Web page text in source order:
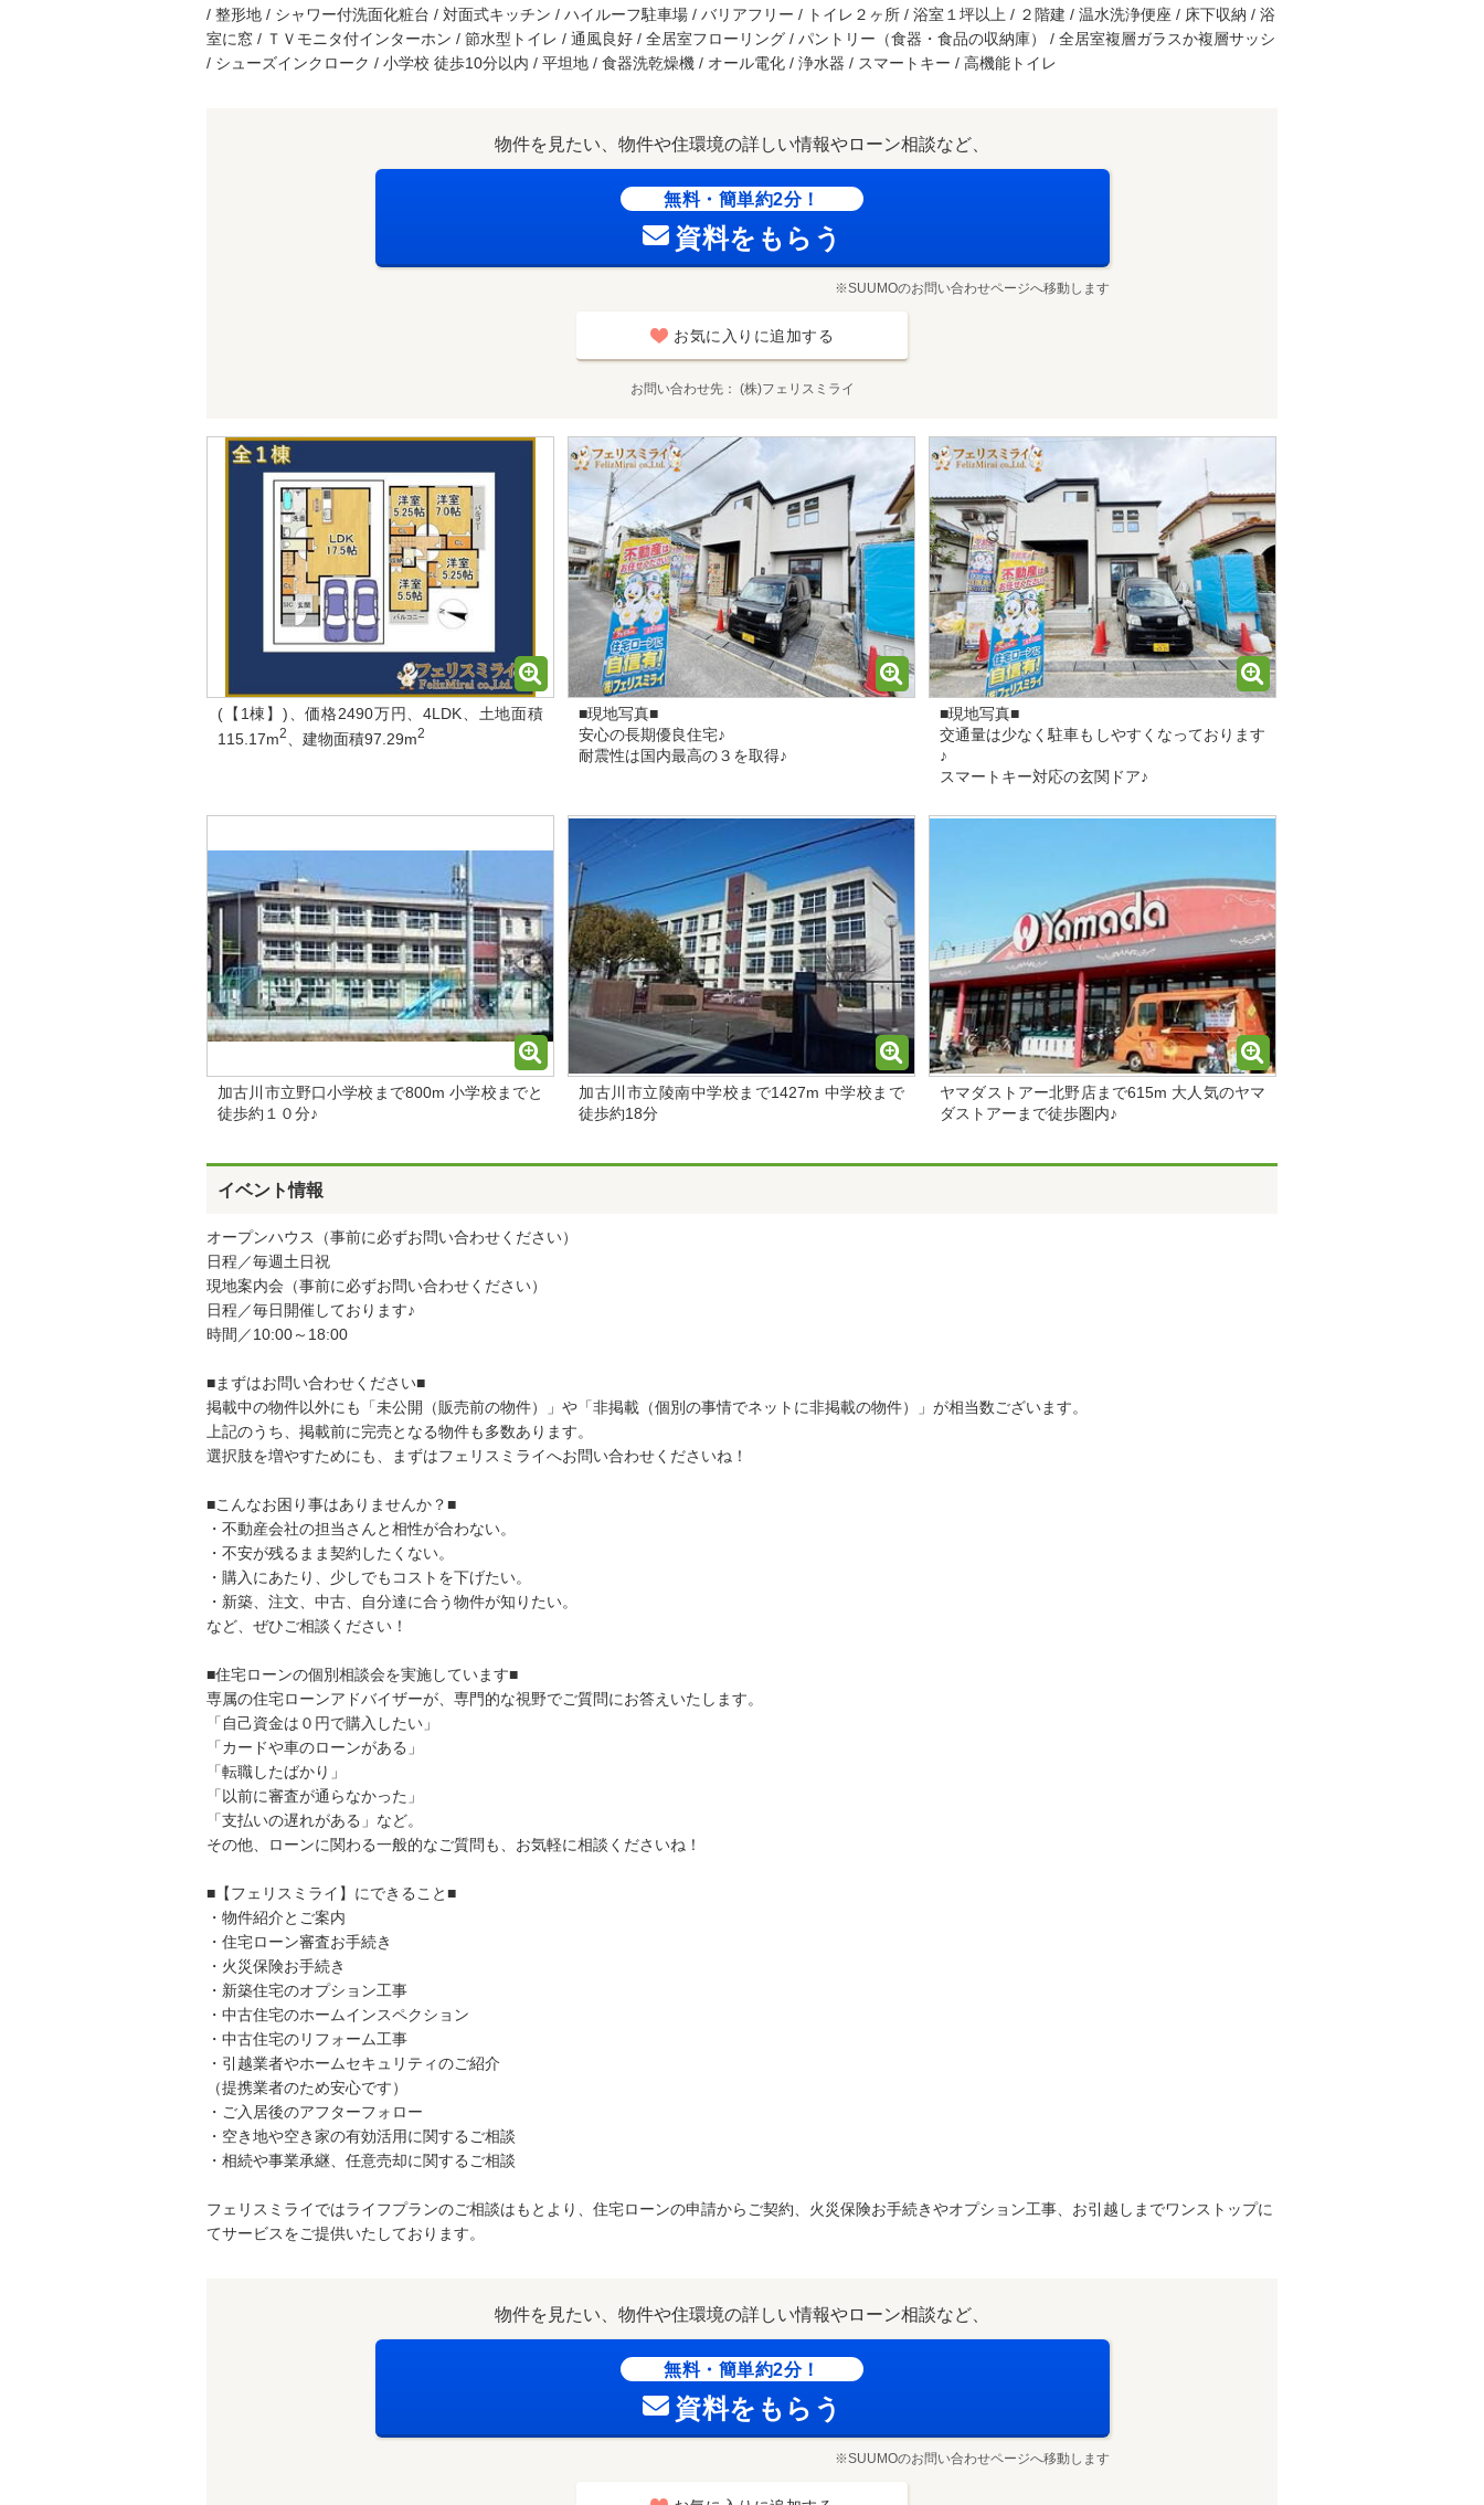
/ 整形地 / シャワー付洗面化粧台 / 対面式キッチン / ハイルーフ駐車場 / バリアフリー / トイレ２ヶ所 / 浴室１坪以上 / ２階建 / 温水洗浄便座 / 床下収納 / 浴
室に窓 / ＴＶモニタ付インターホン / 節水型トイレ / 通風良好 / 全居室フローリング / パントリー（食器・食品の収納庫） / 全居室複層ガラスか複層サッシ
/ シューズインクローク / 小学校 徒歩10分以内 / 平坦地 / 食器洗乾燥機 / オール電化 / 浄水器 / スマートキー / 高機能トイレ
物件を見たい、物件や住環境の詳しい情報やローン相談など、
無料・簡単約2分！
資料をもらう
※SUUMOのお問い合わせページへ移動します
お気に入りに追加する
お問い合わせ先 (株)フェリスミライ
(【1棟】)、価格2490万円、4LDK、土地面積
115.17m2 、建物面積97.29m2
■現地写真■
安心の長期優良住宅♪
耐震性は国内最高の３を取得♪
■現地写真■
交通量は少なく駐車もしやすくなっております
♪
スマートキー対応の玄関ドア♪
加古川市立野口小学校まで800m 小学校までと
徒歩約１０分♪
加古川市立陵南中学校まで1427m 中学校まで
徒歩約18分
ヤマダストアー北野店まで615m 大人気のヤマ
ダストアーまで徒歩圏内♪
イベント情報
オープンハウス（事前に必ずお問い合わせください）
日程／毎週土日祝
現地案内会（事前に必ずお問い合わせください）
日程／毎日開催しております♪
時間／10:00～18:00
■まずはお問い合わせください■
掲載中の物件以外にも「未公開（販売前の物件）」や「非掲載（個別の事情でネットに非掲載の物件）」が相当数ございます。
上記のうち、掲載前に完売となる物件も多数あります。
選択肢を増やすためにも、まずはフェリスミライへお問い合わせくださいね！
■こんなお困り事はありませんか？■
・不動産会社の担当さんと相性が合わない。
・不安が残るまま契約したくない。
・購入にあたり、少しでもコストを下げたい。
・新築、注文、中古、自分達に合う物件が知りたい。
など、ぜひご相談ください！
■住宅ローンの個別相談会を実施しています■
専属の住宅ローンアドバイザーが、専門的な視野でご質問にお答えいたします。
「自己資金は０円で購入したい」
「カードや車のローンがある」
「転職したばかり」
「以前に審査が通らなかった」
「支払いの遅れがある」など。
その他、ローンに関わる一般的なご質問も、お気軽に相談くださいね！
■【フェリスミライ】にできること■
・物件紹介とご案内
・住宅ローン審査お手続き
・火災保険お手続き
・新築住宅のオプション工事
・中古住宅のホームインスペクション
・中古住宅のリフォーム工事
・引越業者やホームセキュリティのご紹介
（提携業者のため安心です）
・ご入居後のアフターフォロー
・空き地や空き家の有効活用に関するご相談
・相続や事業承継、任意売却に関するご相談
フェリスミライではライフプランのご相談はもとより、住宅ローンの申請からご契約、火災保険お手続きやオプション工事、お引越しまでワンストップに
てサービスをご提供いたしております。
物件を見たい、物件や住環境の詳しい情報やローン相談など、
無料・簡単約2分！
資料をもらう
※SUUMOのお問い合わせページへ移動します